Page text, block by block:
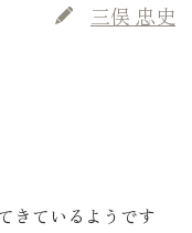
三俣 忠史
きているようです